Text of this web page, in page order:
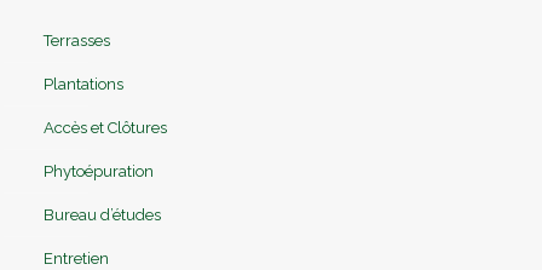
Terrasses
Plantations
Accès et Clôtures
Phytoépuration
Bureau d’études
Entretien